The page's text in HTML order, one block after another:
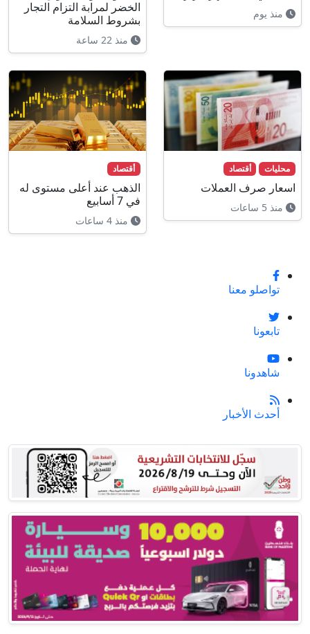
منذ يوم
الخضر لمرابة التزام التجار
بشروط السلامة
منذ 22 ساعة
محليات أقتصاد
اسعار صرف العملات
منذ 5 ساعات
أقتصاد
الذهب عند أعلى مستوى له
في 7 أسابيع
منذ 4 ساعات
تواصلو معنا
تابعونا
شاهدونا
أحدث الأخبار